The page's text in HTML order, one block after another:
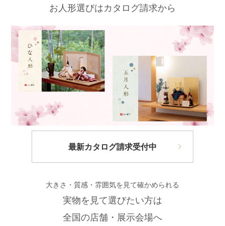
お人形選びはカタログ請求から
最新カタログ請求受付中
大きさ・質感・雰囲気を見て確かめられる
実物を見て選びたい方は
全国の店舗・展示会場へ